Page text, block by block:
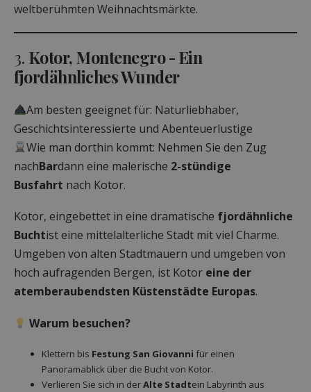
weltberühmten Weihnachtsmärkte.
3. Kotor, Montenegro - Ein
fjordähnliches Wunder
Am besten geeignet für: Naturliebhaber,
Geschichtsinteressierte und Abenteuerlustige
Wie man dorthin kommt: Nehmen Sie den Zug
nachBardann eine malerische 2-stündige
Busfahrt nach Kotor.
Kotor, eingebettet in eine dramatische fjordähnliche
Buchtist eine mittelalterliche Stadt mit viel Charme.
Umgeben von alten Stadtmauern und umgeben von
hoch aufragenden Bergen, ist Kotor eine der
atemberaubendsten Küstenstädte Europas.
Warum besuchen?
Klettern bis Festung San Giovanni für einen
Panoramablick über die Bucht von Kotor.
Verlieren Sie sich in derAlte Stadtein Labyrinth aus